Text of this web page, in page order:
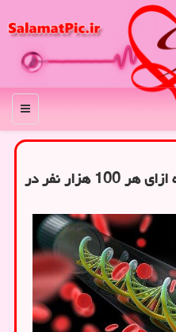
منو
ابتلای 140 نفر به سرطان به ازای هر 100 هزار نفر در